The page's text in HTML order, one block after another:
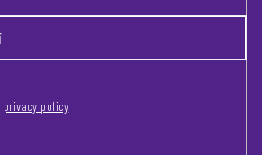
privacy policy